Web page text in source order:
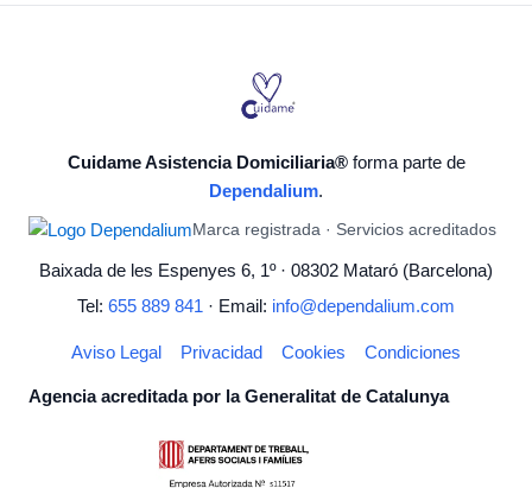
Cuidame Asistencia Domiciliaria®forma parte de
Dependalium.
Marca registrada · Servicios acreditados
Baixada de les Espenyes 6, 1º · 08302 Mataró (Barcelona)
Tel: 655 889 841 · Email: info@dependalium.com
Aviso Legal Privacidad Cookies Condiciones
Agencia acreditada por la Generalitat de Catalunya